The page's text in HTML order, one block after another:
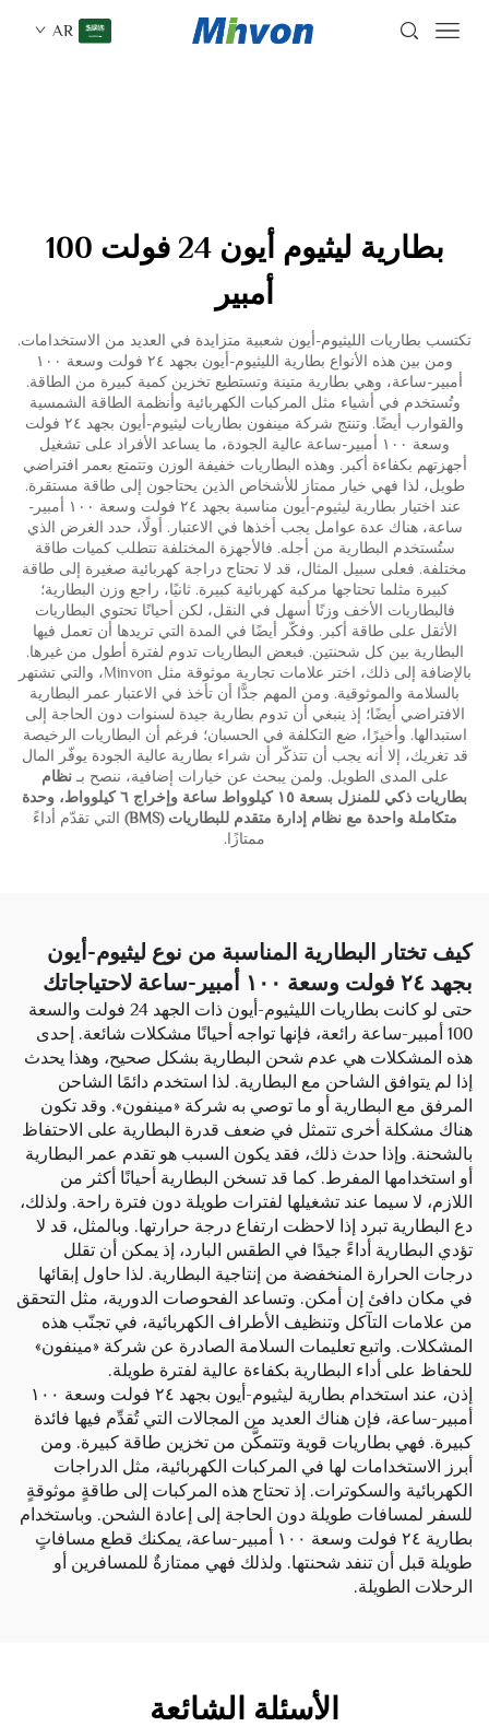
AR
بطارية ليثيوم أيون 24 فولت 100
أمبير
تكتسب بطاريات الليثيوم-أيون شعبية متزايدة في العديد من الاستخدامات.
ومن بين هذه الأنواع بطارية الليثيوم-أيون بجهد ٢٤ فولت وسعة ١٠٠
أمبير-ساعة، وهي بطارية متينة وتستطيع تخزين كمية كبيرة من الطاقة.
وتُستخدم في أشياء مثل المركبات الكهربائية وأنظمة الطاقة الشمسية
والقوارب أيضًا. وتنتج شركة مينفون بطاريات ليثيوم-أيون بجهد ٢٤ فولت
وسعة ١٠٠ أمبير-ساعة عالية الجودة، ما يساعد الأفراد على تشغيل
أجهزتهم بكفاءة أكبر. وهذه البطاريات خفيفة الوزن وتتمتع بعمر افتراضي
طويل، لذا فهي خيار ممتاز للأشخاص الذين يحتاجون إلى طاقة مستقرة.
عند اختيار بطارية ليثيوم-أيون مناسبة بجهد ٢٤ فولت وسعة ١٠٠ أمبير-
ساعة، هناك عدة عوامل يجب أخذها في الاعتبار. أولًا، حدد الغرض الذي
ستُستخدم البطارية من أجله. فالأجهزة المختلفة تتطلب كميات طاقة
مختلفة. فعلى سبيل المثال، قد لا تحتاج دراجة كهربائية صغيرة إلى طاقة
كبيرة مثلما تحتاجها مركبة كهربائية كبيرة. ثانيًا، راجع وزن البطارية؛
فالبطاريات الأخف وزنًا أسهل في النقل، لكن أحيانًا تحتوي البطاريات
الأثقل على طاقة أكبر. وفكّر أيضًا في المدة التي تريدها أن تعمل فيها
البطارية بين كل شحنتين. فبعض البطاريات تدوم لفترة أطول من غيرها.
بالإضافة إلى ذلك، اختر علامات تجارية موثوقة مثل Minvon، والتي تشتهر
بالسلامة والموثوقية. ومن المهم جدًّا أن تأخذ في الاعتبار عمر البطارية
الافتراضي أيضًا؛ إذ ينبغي أن تدوم بطارية جيدة لسنوات دون الحاجة إلى
استبدالها. وأخيرًا، ضع التكلفة في الحسبان؛ فرغم أن البطاريات الرخيصة
قد تغريك، إلا أنه يجب أن تتذكّر أن شراء بطارية عالية الجودة يوفّر المال
على المدى الطويل. ولمن يبحث عن خيارات إضافية، ننصح بـنظام
بطاريات ذكي للمنزل بسعة ١٥ كيلوواط ساعة وإخراج ٦ كيلوواط، وحدة
متكاملة واحدة مع نظام إدارة متقدم للبطاريات (BMS)
التي تقدّم أداءً
ممتازًا.
كيف تختار البطارية المناسبة من نوع ليثيوم-أيون
بجهد ٢٤ فولت وسعة ١٠٠ أمبير-ساعة لاحتياجاتك
حتى لو كانت بطاريات الليثيوم-أيون ذات الجهد 24 فولت والسعة
100 أمبير-ساعة رائعة، فإنها تواجه أحيانًا مشكلات شائعة. إحدى
هذه المشكلات هي عدم شحن البطارية بشكل صحيح، وهذا يحدث
إذا لم يتوافق الشاحن مع البطارية. لذا استخدم دائمًا الشاحن
المرفق مع البطارية أو ما توصي به شركة «مينفون». وقد تكون
هناك مشكلة أخرى تتمثل في ضعف قدرة البطارية على الاحتفاظ
بالشحنة. وإذا حدث ذلك، فقد يكون السبب هو تقدم عمر البطارية
أو استخدامها المفرط. كما قد تسخن البطارية أحيانًا أكثر من
اللازم، لا سيما عند تشغيلها لفترات طويلة دون فترة راحة. ولذلك،
دع البطارية تبرد إذا لاحظت ارتفاع درجة حرارتها. وبالمثل، قد لا
تؤدي البطارية أداءً جيدًا في الطقس البارد، إذ يمكن أن تقلل
درجات الحرارة المنخفضة من إنتاجية البطارية. لذا حاول إبقائها
في مكان دافئ إن أمكن. وتساعد الفحوصات الدورية، مثل التحقق
من علامات التآكل وتنظيف الأطراف الكهربائية، في تجنّب هذه
المشكلات. واتبع تعليمات السلامة الصادرة عن شركة «مينفون»
للحفاظ على أداء البطارية بكفاءة عالية لفترة طويلة.
إذن، عند استخدام بطارية ليثيوم-أيون بجهد ٢٤ فولت وسعة ١٠٠
أمبير-ساعة، فإن هناك العديد من المجالات التي تُقدِّم فيها فائدة
كبيرة. فهي بطاريات قوية وتتمكَّن من تخزين طاقة كبيرة. ومن
أبرز الاستخدامات لها في المركبات الكهربائية، مثل الدراجات
الكهربائية والسكوترات. إذ تحتاج هذه المركبات إلى طاقةٍ موثوقةٍ
للسفر لمسافات طويلة دون الحاجة إلى إعادة الشحن. وباستخدام
بطارية ٢٤ فولت وسعة ١٠٠ أمبير-ساعة، يمكنك قطع مسافاتٍ
طويلة قبل أن تنفد شحنتها. ولذلك فهي ممتازةٌ للمسافرين أو
الرحلات الطويلة.
الأسئلة الشائعة